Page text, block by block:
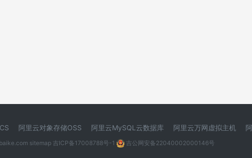
阿里云对象存储OSS 阿里云MySQL云数据库 阿里云万网虚拟主机
sitemap 吉ICP备17008788号-1 吉公网安备22040002000146号